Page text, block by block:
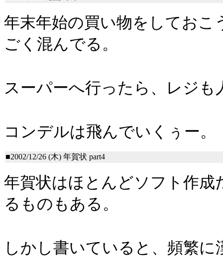
年末年始の買い物をしてお
ごく混んでる。
スーパーへ行ったら、レジ
コンデルは飛んでいくぅー
■2002/12/26 (木) 年賀状 part4
年賀状はほとんどソフト作
るものもある。
しかし書いていると、頻繁